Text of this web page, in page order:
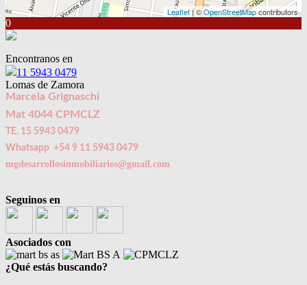
Leaflet | ©OpenStreetMapcontributors
0
Encontranos en
11 5943 0479
Lomas de Zamora
Marcela Grignaschi
Mat 4044 CPMCLZ
TE. 15 5943 0479
Whatsapp +54 9 11 5943 0479
mgdesarrollosinmobiliarios@gmail.com
Seguinos en
Asociados con
¿Qué estás buscando?